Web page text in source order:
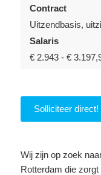
Contract
Uitzendbasis,
Salaris
€ 2.943 - €
Solliciteer direct!
Wij zijn op zoek
Rotterdam die